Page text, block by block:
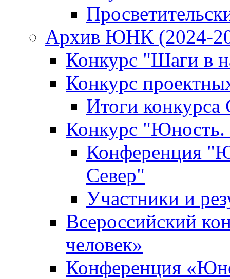
Архив ЮНК (2024-
Конкурс "Шаги в
Конкурс
Итоги конкурса
Конкурс "Юность.
Конференция
Север"
Участники и
Всероссийский
человек»
Конференция